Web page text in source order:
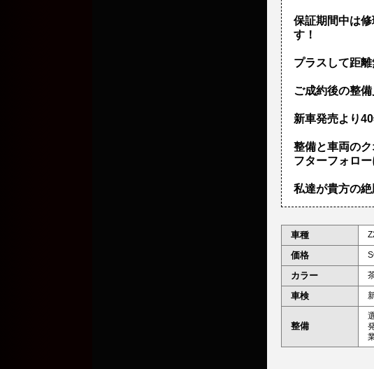
保証期間中は
す！
プラスして距
ご成約後の整
新車発売より
整備と車両の
フターフォロー
私達が貴方の
車種
価格
カラー
車検
整備